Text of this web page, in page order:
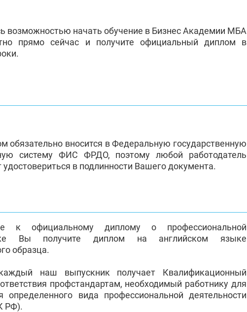
возможностью начать обучение в Бизнес Академии МБА
прямо сейчас и получите официальный диплом в
обязательно вносится в Федеральную государственную
систему ФИС ФРДО, поэтому любой работодатель
в подлинности Вашего документа.
к официальному диплому о профессиональной
Вы получите диплом на английском языке
образца.
наш выпускник получает Квалификационный
профстандартам, необходимый работнику для
определенного вида профессиональной деятельности
РФ).